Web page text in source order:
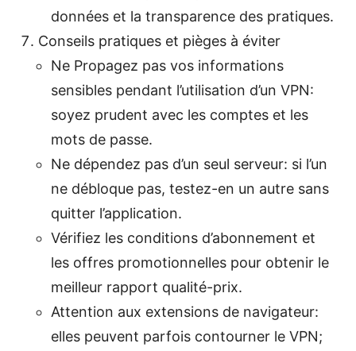
données et la transparence des pratiques.
Conseils pratiques et pièges à éviter
Ne Propagez pas vos informations
sensibles pendant l’utilisation d’un VPN:
soyez prudent avec les comptes et les
mots de passe.
Ne dépendez pas d’un seul serveur: si l’un
ne débloque pas, testez-en un autre sans
quitter l’application.
Vérifiez les conditions d’abonnement et
les offres promotionnelles pour obtenir le
meilleur rapport qualité-prix.
Attention aux extensions de navigateur:
elles peuvent parfois contourner le VPN;